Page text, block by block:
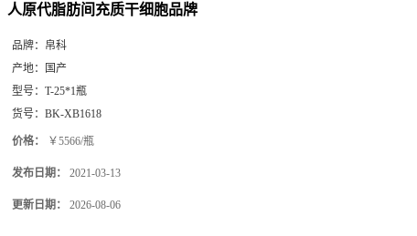
人原代脂肪间充质干细胞品牌
品牌： 帛科
产地：
国产
型号： T-25*1瓶
货号： BK-XB1618
价格： ￥5566/瓶
发布日期： 2021-03-13
更新日期： 2026-08-06